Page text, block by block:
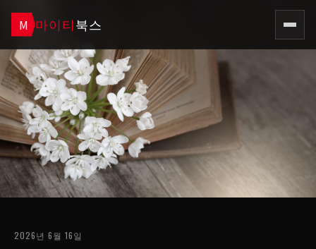
M 마이티북스
2026년 6월 16일